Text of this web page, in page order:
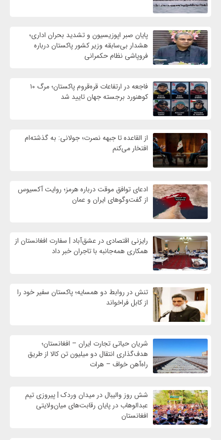
پایان صبر اپوزیسیون و تشدید بحران اداری؛
هشدار بی‌سابقه وزیر کشور پاکستان درباره
فروپاشی نظام حکمرانی
فاجعه در ارتفاعات قره‌قروم پاکستان؛ مرگ ۱۰
کوهنورد برجسته جهان تایید شد
از القاعده تا جبهه نصرت؛ جولانی: به گذشته‌ام
افتخار می‌کنم
ادعای توافق موقت درباره هرمز؛ روایت آکسیوس
از گفت‌وگوهای ایران و عمان
رایزنی اقتصادی در عشق‌آباد | سفارت افغانستان از
همکاری همه‌جانبه با تاجران خبر داد
تنش در روابط دو همسایه؛ پاکستان سفیر خود را
از کابل فراخواند
شریان حیاتی تجارت ایران – افغانستان؛
هدف‌گذاری انتقال دو میلیون تن کالا از طریق
راه‌آهن خواف – هرات
شش روز والیبال در میدان وردک | پیروزی تیم
عبدالوهاب در پایان رقابت‌های میان‌ولایتی
افغانستان